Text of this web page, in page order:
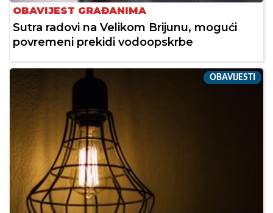
OBAVIJEST GRAĐANIMA
Sutra radovi na Velikom Brijunu, mogući
povremeni prekidi vodoopskrbe
OBAVIJESTI